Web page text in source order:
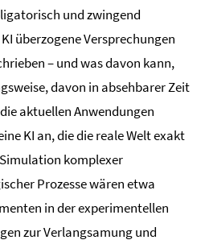
und zwingend
überzogene Versprechungen
– und was davon kann,
davon in absehbarer Zeit
aktuellen Anwendungen
KI an, die die reale Welt exakt
komplexer
Prozesse wären etwa
in der experimentellen
zur Verlangsamung und